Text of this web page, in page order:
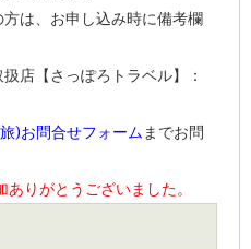
は、お申し込み時に備考欄
店【さっぽろトラベル】：
)お問合せフォーム までお問
りがとうございました。